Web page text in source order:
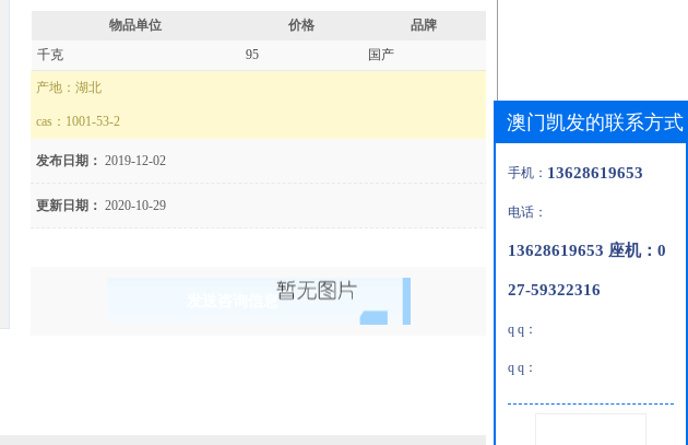
物品单位 价格
品牌
千克
95 国产
产地：湖北
cas： 1001-53-2
发布日期： 2019-12-02
更新日期： 2020-10-29
澳门凯发的联系方式
手机： 13628619653
电话：
13628619653 座机：0
27-59322316
q q：
q q：